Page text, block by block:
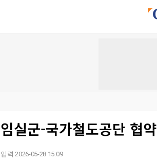
임실군-국가철도공단 협
입력 2026-05-28 15:09